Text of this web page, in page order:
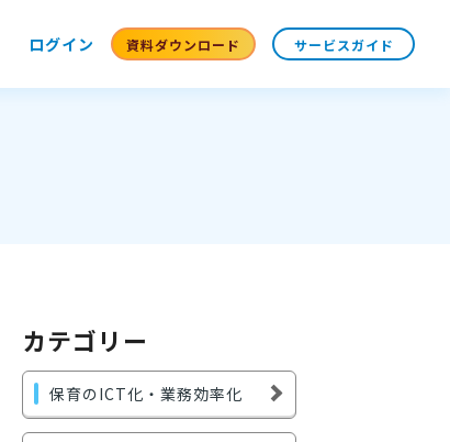
ログイン 資料ダウンロード サービスガイド
カテゴリー
保育のICT化・業務効率化